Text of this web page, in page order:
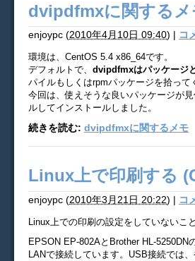
dvipdfmxに関するメ
enjoypc (2010年4月10日 09:40) | コ
環境は、CentOS 5.4 x86_64です。
デフォルトで、 dvipdfmxはパッケージ
パイルもしくはrpmパッケージを拾って
今回は、使えそうな良いパッケージが
ルしてインストールしました。
続きを読む: dvipdfmxに関するメモ
Linux上で印刷する
enjoypc (2010年3月21日 20:22) | コ
Linux上での印刷の設定をしていない
EPSON EP-802AとBrother HL-
LANで接続しています。USB接続では